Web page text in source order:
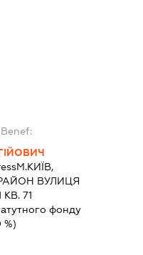
М.КИЇВ,
ВУЛИЦЯ
71
фонду
%)